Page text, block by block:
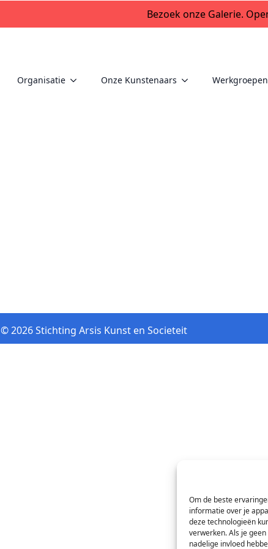
Om de beste
informatie over je
deze technologieën
verwerken. Als je
nadelige invloed
Bezoek onze Galerie.
Organisatie Onze Kunstenaars Werkgroepen
© 2026 Stichting Arsis Kunst en Societeit